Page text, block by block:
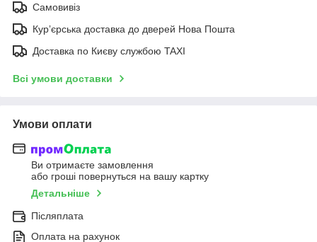
Самовивіз
Курʼєрська доставка до дверей Нова Пошта
Доставка по Києву службою TAXI
Всі умови доставки
Умови оплати
Ви отримаєте замовлення
або гроші повернуться на вашу картку
Детальніше
Післяплата
Оплата на рахунок